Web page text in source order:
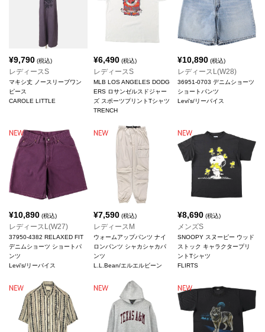
¥9,790 (税込)
レディースS
マキシ丈 ノースリーブワン
ピース
CAROLE LITTLE
¥6,490(税込)
レディースS
MLB LOS ANGELES DODG
ERS ロサンゼルスドジャー
ズ スポーツプリントTシャツ
TRENCH
¥10,890 (税込)
レディースL(W28)
36951-0703 デニムショーツ
ショートパンツ
Levi's/リーバイス
¥10,890 (税込)
レディースL(W27)
37950-4382 RELAXED FIT
デニムショーツ ショートパ
ンツ
Levi's/リーバイス
¥7,590(税込)
レディースM
ウォームアップパンツ ナイ
ロンパンツ シャカシャカパ
ンツ
L.L.Bean/エルエルビーン
¥8,690 (税込)
メンズS
SNOOPY スヌーピー ウッド
ストック キャラクタープリ
ントTシャツ
FLIRTS